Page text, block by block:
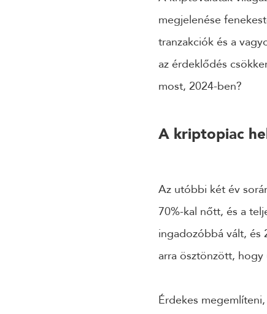
megjelenése
tranzakciók és a
az érdeklődés
most, 2024-ben?
A kriptopiac
Az utóbbi két év
70%-kal nőtt, és a
ingadozóbbá vált, és
arra ösztönzött,
Érdekes